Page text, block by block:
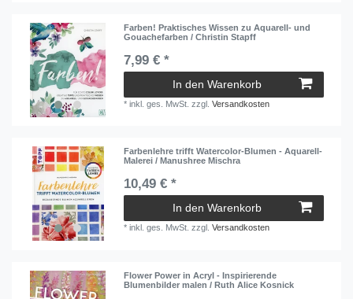
Farben! Praktisches Wissen zu Aquarell- und
Gouachefarben / Christin Stapff
7,99 € *
In den Warenkorb
*inkl. ges. MwSt. zzgl.Versandkosten
Farbenlehre trifft Watercolor-Blumen - Aquarell-
Malerei / Manushree Mischra
10,49 € *
In den Warenkorb
*inkl. ges. MwSt. zzgl.Versandkosten
Flower Power in Acryl - Inspirierende
Blumenbilder malen / Ruth Alice Kosnick